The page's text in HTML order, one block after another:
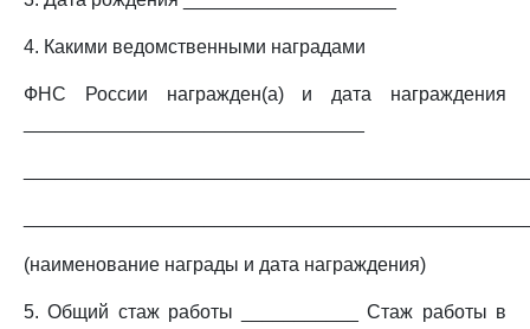
4. Какими ведомственными наградами
ФНС России награжден(а) и дата награждения
(наименование награды и дата награждения)
5. Общий стаж работы ___________ Стаж работы в